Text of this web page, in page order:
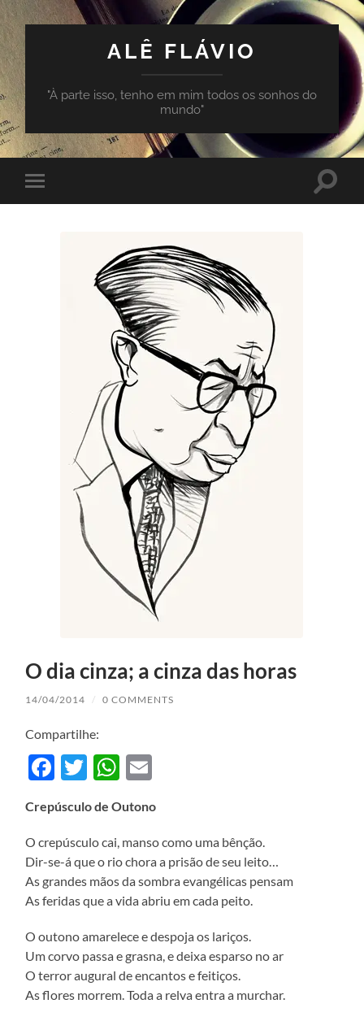
ALÊ FLÁVIO
"À parte isso, tenho em mim todos os sonhos do
mundo"
Toggle
mobile
Toggle
O dia cinza; a cinza das horas
14/04/2014 / 0 COMMENTS
Compartilhe:
Facebook
TwitterWhatsApp
Crepúsculo de Outono
O crepúsculo cai, manso como uma bênção.
Dir-se-á que o rio chora a prisão de seu leito…
As grandes mãos da sombra evangélicas pensam
As feridas que a vida abriu em cada peito.
O outono amarelece e despoja os lariços.
Um corvo passa e grasna, e deixa esparso no ar
O terror augural de encantos e feitiços.
As flores morrem. Toda a relva entra a murchar.